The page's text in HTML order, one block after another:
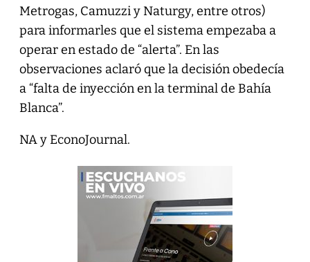
Metrogas, Camuzzi y Naturgy, entre otros)
para informarles que el sistema empezaba a
operar en estado de “alerta”. En las
observaciones aclaró que la decisión obedecía
a “falta de inyección en la terminal de Bahía
Blanca”.
NA y EconoJournal.